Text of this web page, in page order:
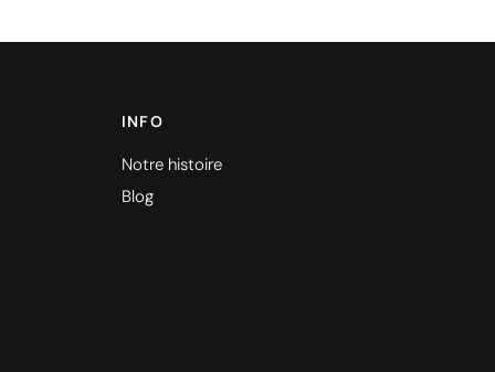
INFO
Notre histoire
Blog